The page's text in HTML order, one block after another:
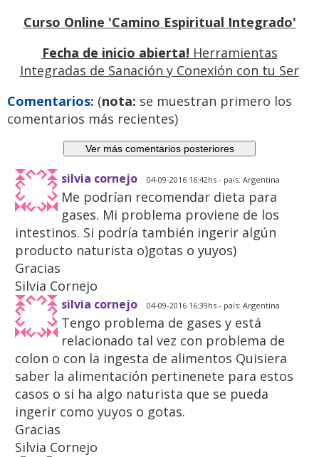
Curso Online 'Camino Espiritual Integrado'
Fecha de inicio abierta! Herramientas
Integradas de Sanación y Conexión con tu Ser
Previo
Siguiente
Comentarios: (nota: se muestran primero los
comentarios más recientes)
silvia cornejo 04-09-2016 16:42hs - país: Argentina
Me podrían recomendar dieta para
gases. Mi problema proviene de los
intestinos. Si podría también ingerir algún
producto naturista o)gotas o yuyos)
Gracias
Silvia Cornejo
silvia cornejo 04-09-2016 16:39hs - país: Argentina
Tengo problema de gases y está
relacionado tal vez con problema de
colon o con la ingesta de alimentos Quisiera
saber la alimentación pertinenete para estos
casos o si ha algo naturista que se pueda
ingerir como yuyos o gotas.
Gracias
Silvia Cornejo